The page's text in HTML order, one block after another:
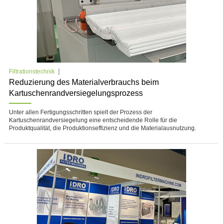
Filtrationstechnik
Reduzierung des Materialverbrauchs beim
Kartuschenrandversiegelungsprozess
Unter allen Fertigungsschritten spielt der Prozess der
Kartuschenrandversiegelung eine entscheidende Rolle für die
Produktqualität, die Produktionseffizienz und die Materialausnutzung.